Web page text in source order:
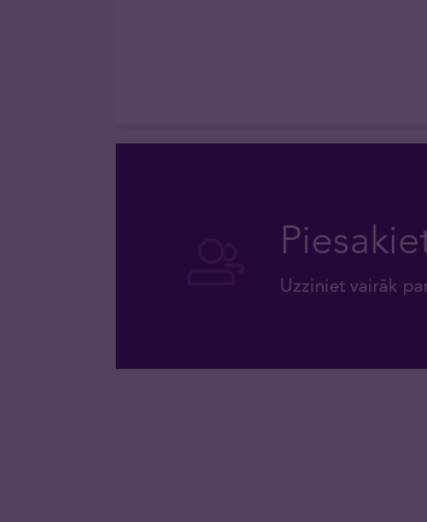
Uzziniet vairāk